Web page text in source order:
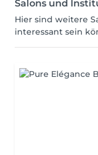
Salons und
Hier sind weitere
interessant sein